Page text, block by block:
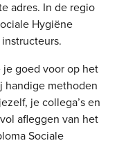
adres. In de regio
Hygiëne
je goed voor op het
handige methoden
je collega’s en
afleggen van het
Sociale